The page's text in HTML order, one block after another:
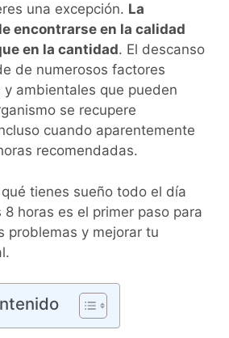
una excepción. La
encontrarse en la calidad
en la cantidad. El descanso
de numerosos factores
ambientales que pueden
se recupere
cuando aparentemente
recomendadas.
tienes sueño todo el día
8 horas es el primer paso para
problemas y mejorar tu